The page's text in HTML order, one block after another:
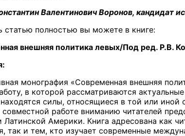
Валентинович Воронов, кандидат
статью полностью вы можете в книге:
внешняя политика левых/Под ред. Р.В.
монография «Современная внешняя
в которой рассматриваются
силы, относящиеся в той или иной
работе вниманию читателей
Латинской Америки. Книга адресована как
так и тем, кто изучает современные